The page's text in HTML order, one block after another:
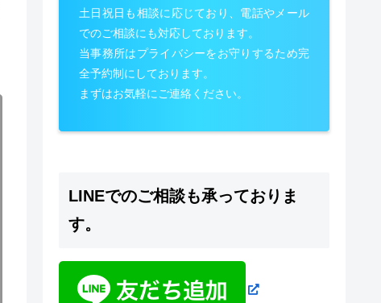
土日祝日も相談に応じており、電話やメール
でのご相談にも対応しております。
当事務所はプライバシーをお守りするため完
全予約制にしております。
まずはお気軽にご連絡ください。
LINEでのご相談も承っておりま
す。